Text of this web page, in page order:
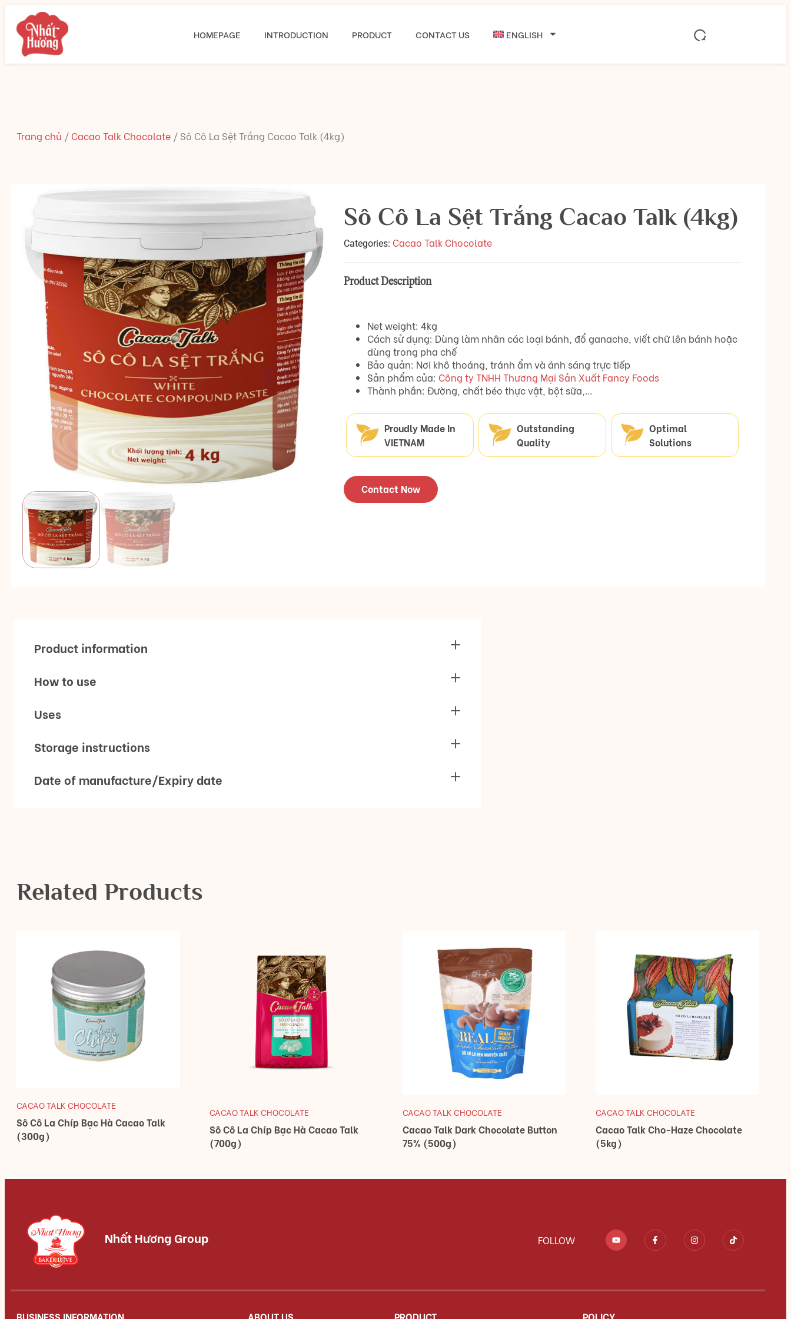
HOMEPAGE INTRODUCTION PRODUCT CONTACT US ENGLISH
Trang chủ / Cacao Talk Chocolate / Sô Cô La Sệt Trắng Cacao Talk (4kg)
Sô Cô La Sệt Trắng Cacao Talk (4kg)
Categories: Cacao Talk Chocolate
Product Description
Net weight: 4kg
Cách sử dụng: Dùng làm nhân các loại bánh, đổ ganache, viết chữ lên bánh hoặc
dùng trong pha chế
Bảo quản: Nơi khô thoáng, tránh ẩm và ánh sáng trực tiếp
Sản phẩm của: Công ty TNHH Thương Mại Sản Xuất Fancy Foods
Thành phần: Đường, chất béo thực vật, bột sữa,…
Proudly Made In
VIETNAM
Outstanding
Quality
Optimal
Solutions
Contact Now
Product information
How to use
Uses
Storage instructions
Date of manufacture/Expiry date
Related Products
CACAO TALK CHOCOLATE
Sô Cô La Chíp Bạc Hà Cacao Talk
(300g)
CACAO TALK CHOCOLATE
Sô Cô La Chíp Bạc Hà Cacao Talk
(700g)
CACAO TALK CHOCOLATE
Cacao Talk Dark Chocolate Button
75% (500g)
CACAO TALK CHOCOLATE
Cacao Talk Cho-Haze Chocolate
(5kg)
Nhất Hương Group FOLLOW
BUSINESS INFORMATION ABOUT US PRODUCT POLICY